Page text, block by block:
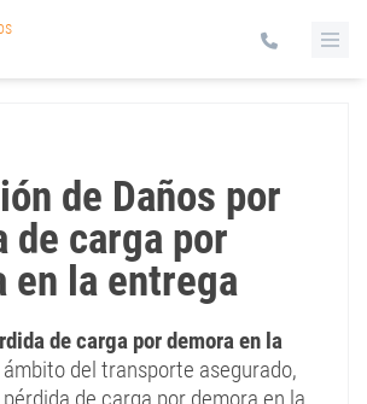
de Daños por
de carga por
en la entrega
de carga por demora en la
ámbito del transporte asegurado,